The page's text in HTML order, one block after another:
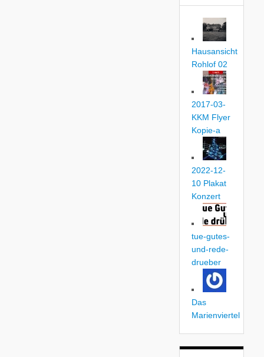
Hausansicht
Rohlof 02
2017-03-
KKM Flyer
Kopie-a
2022-12-
10 Plakat
Konzert
tue-gutes-
und-rede-
drueber
Das
Marienviertel